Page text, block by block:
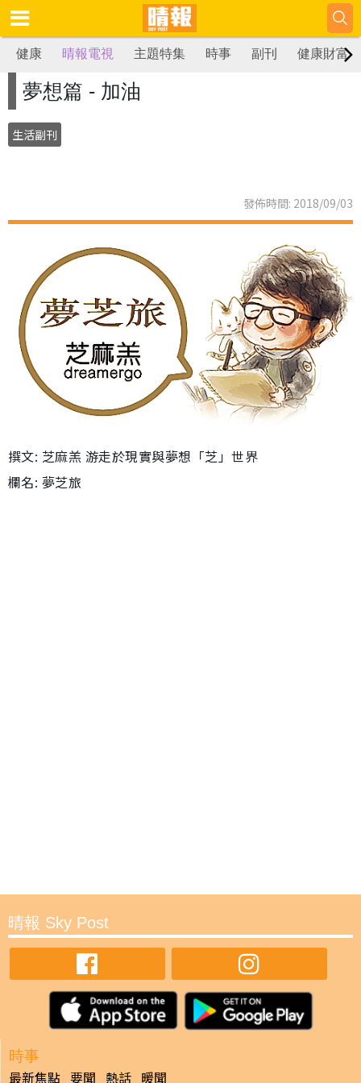
健康 晴報電視 主題特集 時事 副刊 健康財富
夢想篇 - 加油
生活副刊
發佈時間: 2018/09/03
撰文: 芝麻羔 游走於現實與夢想「芝」世界
欄名: 夢芝旅
晴報 Sky Post
時事
最新焦點 要聞 熱話 暖聞